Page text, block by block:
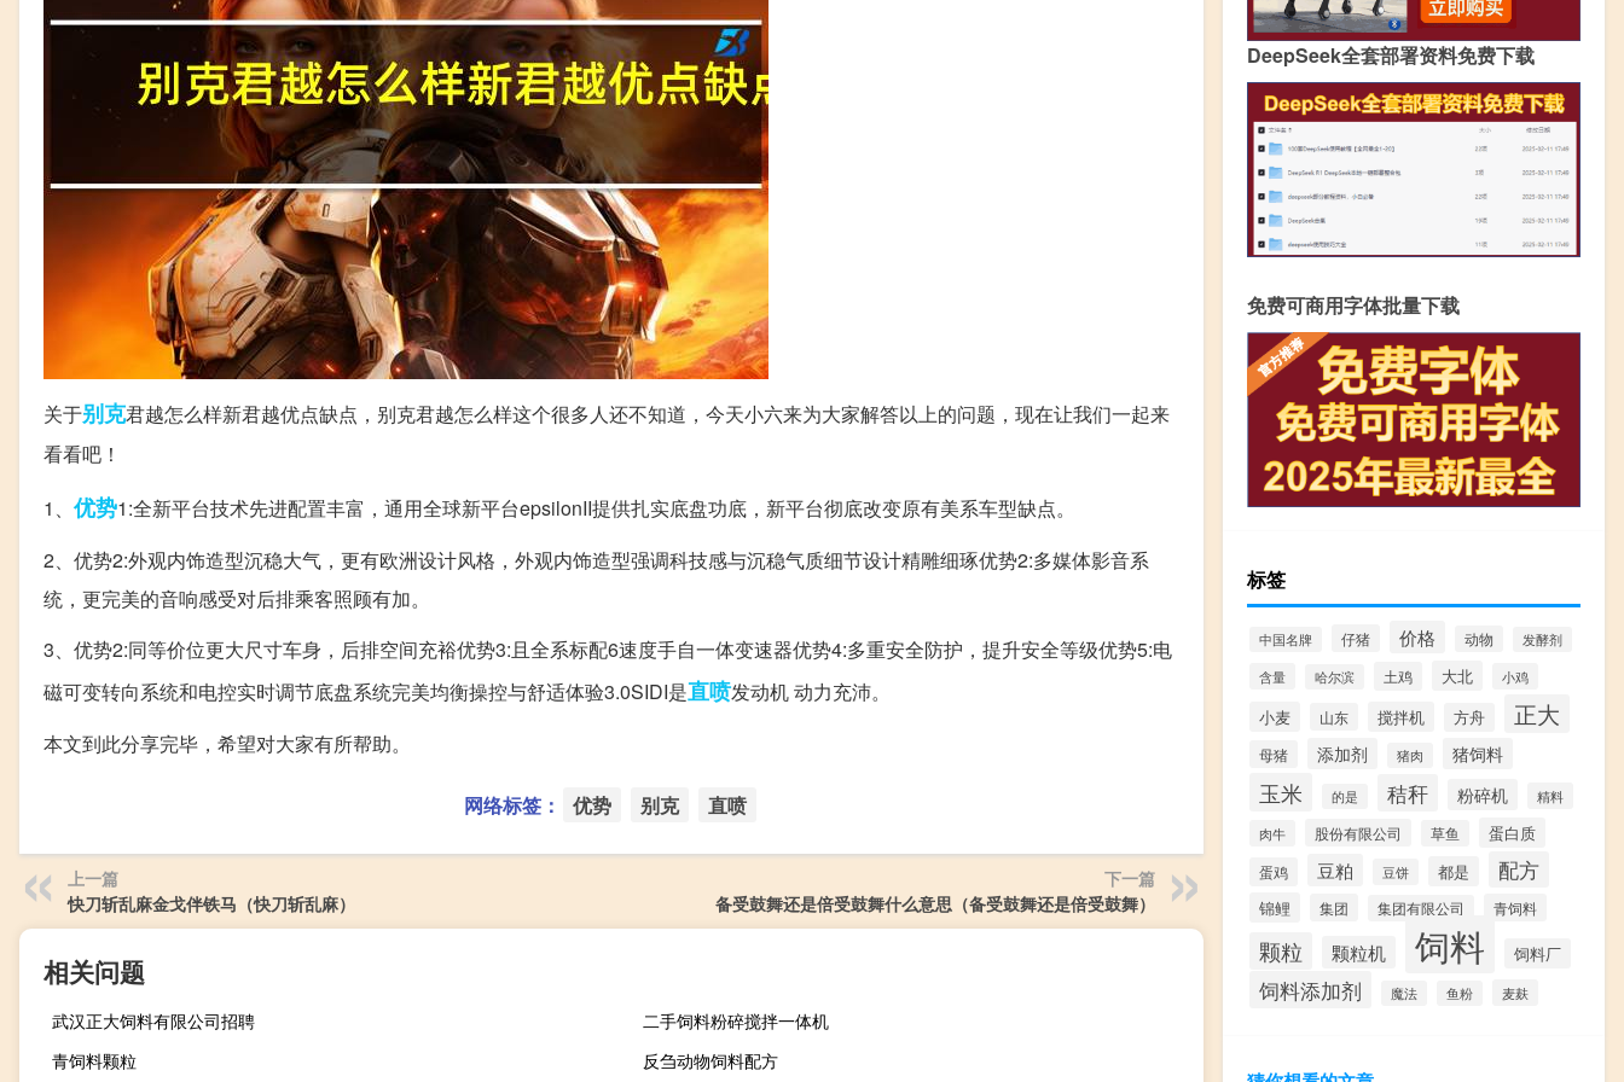
关于别克君越怎么样新君越优点缺点，别克君越怎么样这个很多人还不知道，今天小六来为大家解答以上的问题，现在让我们一起来
看看吧！
1、 优势1:全新平台技术先进配置丰富，通用全球新平台epsilonII提供扎实底盘功底，新平台彻底改变原有美系车型缺点。
2、优势2:外观内饰造型沉稳大气，更有欧洲设计风格，外观内饰造型强调科技感与沉稳气质细节设计精雕细琢优势2:多媒体影音系
统，更完美的音响感受对后排乘客照顾有加。
3、优势2:同等价位更大尺寸车身，后排空间充裕优势3:且全系标配6速度手自一体变速器优势4:多重安全防护，提升安全等级优势5:电
磁可变转向系统和电控实时调节底盘系统完美均衡操控与舒适体验3.0SIDI是直喷发动机 动力充沛。
本文到此分享完毕，希望对大家有所帮助。
网络标签： 优势 别克 直喷
上一篇
快刀斩乱麻金戈伴铁马（快刀斩乱麻）
下一篇
备受鼓舞还是倍受鼓舞什么意思（备受鼓舞还是倍受鼓舞）
相关问题
武汉正大饲料有限公司招聘
二手饲料粉碎搅拌一体机
青饲料颗粒
反刍动物饲料配方
DeepSeek全套部署资料免费下载
免费可商用字体批量下载
标签
中国名牌 仔猪 价格 动物 发酵剂
含量 哈尔滨 土鸡 大北 小鸡
小麦 山东 搅拌机 方舟 正大
母猪 添加剂 猪肉 猪饲料
玉米 的是 秸秆 粉碎机
精料
肉牛
股份有限公司 草鱼 蛋白质
蛋鸡 豆粕 豆饼 都是 配方
锦鲤 集团 集团有限公司 青饲料
颗粒 颗粒机 饲料 饲料厂
饲料添加剂 魔法 鱼粉 麦麸